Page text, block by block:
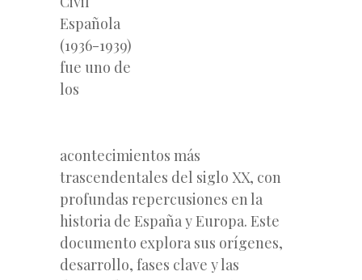
Española
(1936-1939)
fue uno de
los
acontecimientos más
trascendentales del siglo XX, con
profundas repercusiones en la
historia de España y Europa. Este
documento explora sus orígenes,
desarrollo, fases clave y las